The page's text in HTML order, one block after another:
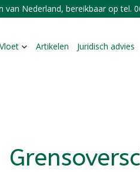
van Nederland, bereikbaar op tel.
Artikelen Juridisch advies